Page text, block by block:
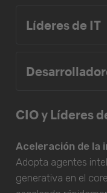
Líderes de IT
CIO y Líderes
Aceleración de la
Adopta agentes
generativa en el